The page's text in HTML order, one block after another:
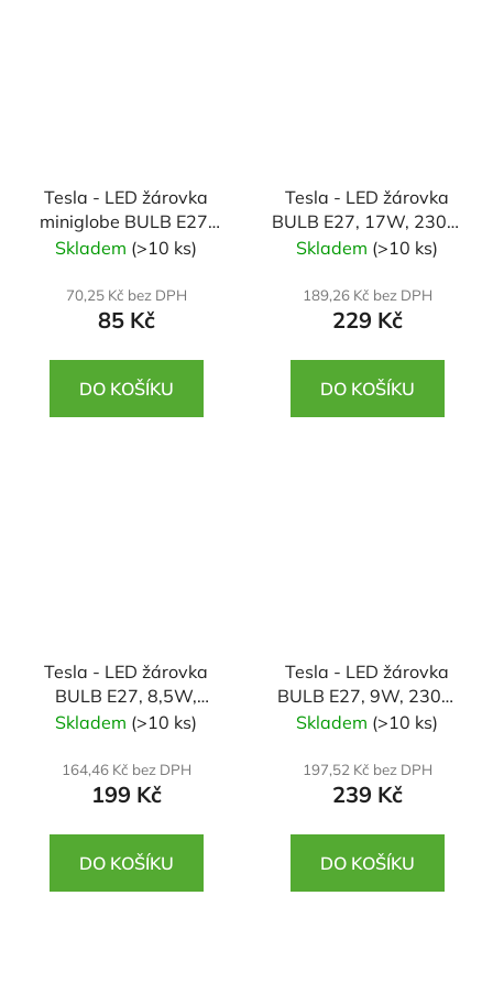
Tesla - LED žárovka
miniglobe BULB E27,
8,5W, 230V, 1000lm,
bílá, 180st
Skladem (>10 ks)
70,25 Kč bez DPH
85 Kč
DO KOŠÍKU
Tesla - LED žárovka
BULB E27, 17W, 230V,
2100lm, 25 000h,
220st
Skladem (>10 ks)
189,26 Kč bez DPH
229 Kč
DO KOŠÍKU
Tesla - LED žárovka
BULB E27, 8,5W,
230V, 806lm, 25 000h,
220st 5ks v balení
Skladem (>10 ks)
164,46 Kč bez DPH
199 Kč
DO KOŠÍKU
Tesla - LED žárovka
BULB E27, 9W, 230V,
1055lm, 25 000h,
220st 5ks v balení
Skladem (>10 ks)
197,52 Kč bez DPH
239 Kč
DO KOŠÍKU